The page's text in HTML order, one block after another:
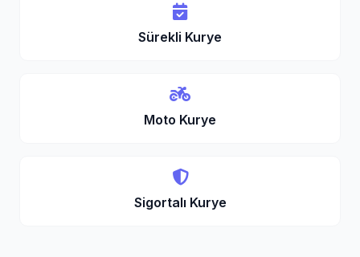
Sürekli Kurye
Moto Kurye
Sigortalı Kurye